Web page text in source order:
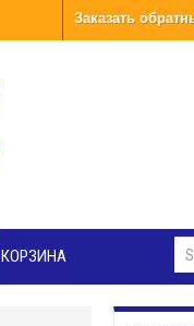
Заказать
КОРЗИНА